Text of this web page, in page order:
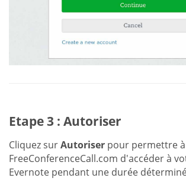
Etape 3 : Autoriser
Cliquez surAutoriser pour permettre à
FreeConferenceCall.com d'accéder à
Evernote pendant une durée